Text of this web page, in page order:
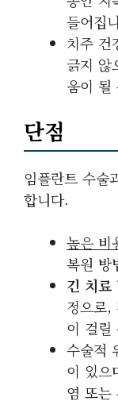
들어집
치주 건
긁지 않
움이 될
단점
임플란트 수술
합니다.
높은 비
복원 방
긴 치료
정으로,
이 걸릴
수술적
이 있으
염 또는